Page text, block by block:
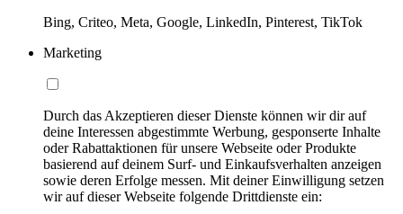
Bing, Criteo, Meta, Google, LinkedIn, Pinterest, TikTok
Marketing
Durch das Akzeptieren dieser Dienste können wir dir auf
deine Interessen abgestimmte Werbung, gesponserte Inhalte
oder Rabattaktionen für unsere Webseite oder Produkte
basierend auf deinem Surf- und Einkaufsverhalten anzeigen
sowie deren Erfolge messen. Mit deiner Einwilligung setzen
wir auf dieser Webseite folgende Drittdienste ein: